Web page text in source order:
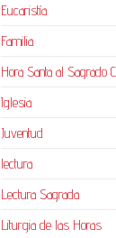
Eucaristía
Familia
Hora Santa al Sagrado
Iglesia
Juventud
lectura
Lectura Sagrada
Liturgia de las Horas